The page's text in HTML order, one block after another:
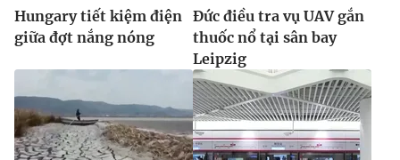
Hungary tiết kiệm điện
giữa đợt nắng nóng
Đức điều tra vụ UAV gắn
thuốc nổ tại sân bay
Leipzig